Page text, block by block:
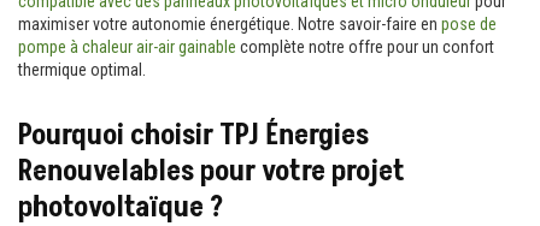
maximiser votre autonomie énergétique. Notre savoir-faire en pose de
pompe à chaleur air-air gainable complète notre offre pour un confort
thermique optimal.
Pourquoi choisir TPJ Énergies
Renouvelables pour votre projet
photovoltaïque ?